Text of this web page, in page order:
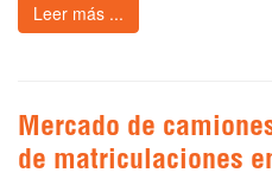
Leer más ...
Mercado de
de matriculaciones